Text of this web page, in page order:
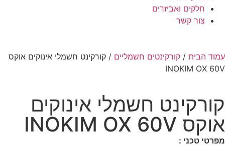
חלקים ואביזרים
צור קשר
עמוד הבית / קורקינטים חשמליים / קורקינט חשמלי אינוקים אוקס
INOKIM OX 60V
קורקינט חשמלי אינוקים
אוקס INOKIM OX 60V
מפרטי טכני :